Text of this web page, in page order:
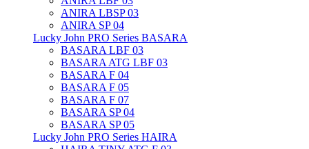
ANIRA LBSP 03
ANIRA SP 04
Lucky John PRO Series BASARA
BASARA LBF 03
BASARA ATG LBF 03
BASARA F 04
BASARA F 05
BASARA F 07
BASARA SP 04
BASARA SP 05
Lucky John PRO Series HAIRA